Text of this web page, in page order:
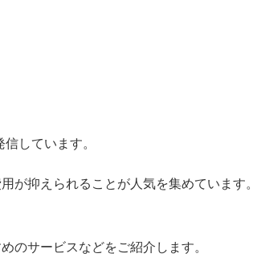
しています。
が抑えられることが人気を集めています。
のサービスなどをご紹介します。